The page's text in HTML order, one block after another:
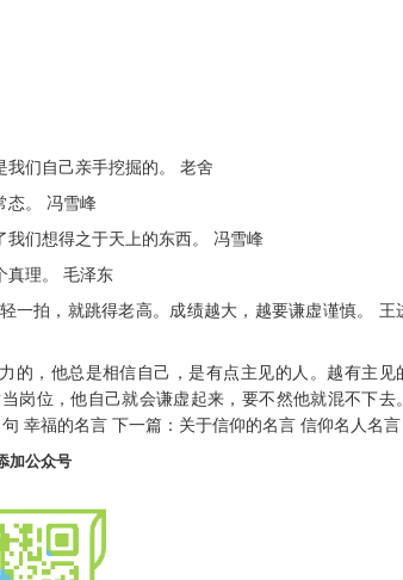
我们自己亲手挖掘的。 老舍
态。 冯雪峰
我们想得之于天上的东西。 冯雪峰
真理。 毛泽东
一拍，就跳得老高。成绩越大，越要谦虚谨慎。 王
的，他总是相信自己，是有点主见的人。越有主见
岗位，他自己就会谦虚起来，要不然他就混不下去。
幸福的名言 下一篇：关于信仰的名言 信仰名人名言
加公众号